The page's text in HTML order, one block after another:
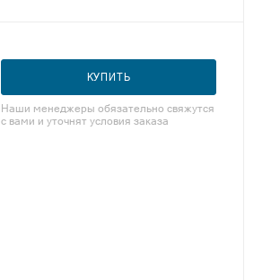
КУПИТЬ
Наши менеджеры обязательно свяжутся
с вами и уточнят условия заказа